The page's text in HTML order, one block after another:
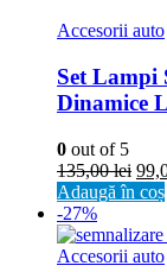
Accesorii auto
Set Lampi
Dinamice
0 out of 5
135,00lei
Adaugă în coș
-27%
Accesorii auto